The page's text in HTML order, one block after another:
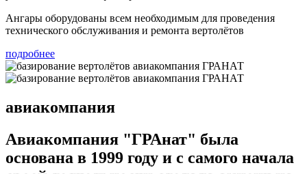
Ангары оборудованы всем необходимым для проведения
технического обслуживания и ремонта вертолётов
подробнее
авиакомпания
Авиакомпания "ГРАнат" была
основана в 1999 году и с самого начала